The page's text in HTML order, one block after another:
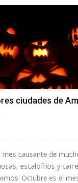
ciudades de
mes causante de
escalofríos y
Octubre es el